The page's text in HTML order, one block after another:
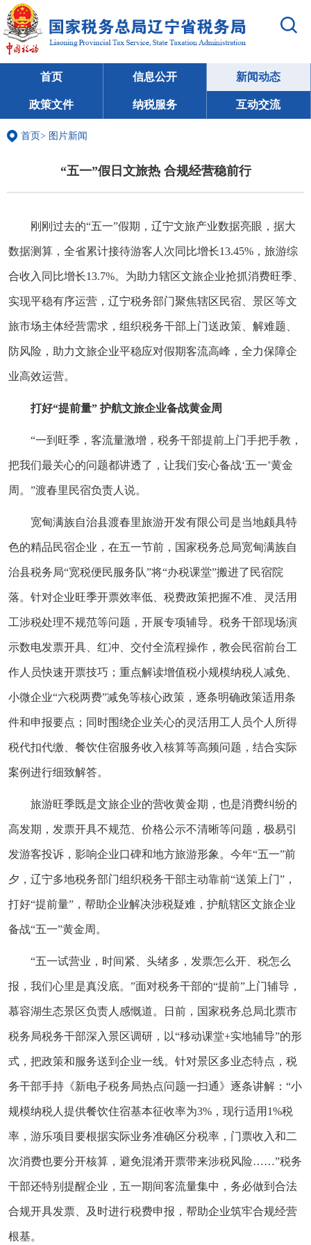
首页 信息公开 新闻动态
政策文件 纳税服务 互动交流
首页> 图片新闻
“五一”假日文旅热 合规经营稳前行
刚刚过去的“五一”假期，辽宁文旅产业数据亮眼，据大
数据测算，全省累计接待游客人次同比增长13.45%，旅游综
合收入同比增长13.7%。为助力辖区文旅企业抢抓消费旺季、
实现平稳有序运营，辽宁税务部门聚焦辖区民宿、景区等文
旅市场主体经营需求，组织税务干部上门送政策、解难题、
防风险，助力文旅企业平稳应对假期客流高峰，全力保障企
业高效运营。
打好“提前量” 护航文旅企业备战黄金周
“一到旺季，客流量激增，税务干部提前上门手把手教，
把我们最关心的问题都讲透了，让我们安心备战‘五一’黄金
周。”渡春里民宿负责人说。
宽甸满族自治县渡春里旅游开发有限公司是当地颇具特
色的精品民宿企业，在五一节前，国家税务总局宽甸满族自
治县税务局“宽税便民服务队”将“办税课堂”搬进了民宿院
落。针对企业旺季开票效率低、税费政策把握不准、灵活用
工涉税处理不规范等问题，开展专项辅导。税务干部现场演
示数电发票开具、红冲、交付全流程操作，教会民宿前台工
作人员快速开票技巧；重点解读增值税小规模纳税人减免、
小微企业“六税两费”减免等核心政策，逐条明确政策适用条
件和申报要点；同时围绕企业关心的灵活用工人员个人所得
税代扣代缴、餐饮住宿服务收入核算等高频问题，结合实际
案例进行细致解答。
旅游旺季既是文旅企业的营收黄金期，也是消费纠纷的
高发期，发票开具不规范、价格公示不清晰等问题，极易引
发游客投诉，影响企业口碑和地方旅游形象。今年“五一”前
夕，辽宁多地税务部门组织税务干部主动靠前“送策上门”，
打好“提前量”，帮助企业解决涉税疑难，护航辖区文旅企业
备战“五一”黄金周。
“五一试营业，时间紧、头绪多，发票怎么开、税怎么
报，我们心里是真没底。”面对税务干部的“提前”上门辅导，
慕容湖生态景区负责人感慨道。日前，国家税务总局北票市
税务局税务干部深入景区调研，以“移动课堂+实地辅导”的形
式，把政策和服务送到企业一线。针对景区多业态特点，税
务干部手持《新电子税务局热点问题一扫通》逐条讲解：“小
规模纳税人提供餐饮住宿基本征收率为3%，现行适用1%税
率，游乐项目要根据实际业务准确区分税率，门票收入和二
次消费也要分开核算，避免混淆开票带来涉税风险……”税务
干部还特别提醒企业，五一期间客流量集中，务必做到合法
合规开具发票、及时进行税费申报，帮助企业筑牢合规经营
根基。